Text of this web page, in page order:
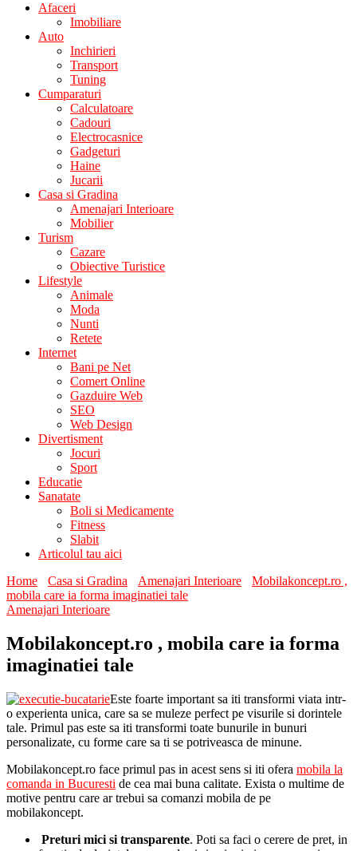
Afaceri
Imobiliare
Auto
Inchirieri
Transport
Tuning
Cumparaturi
Calculatoare
Cadouri
Electrocasnice
Gadgeturi
Haine
Jucarii
Casa si Gradina
Amenajari Interioare
Mobilier
Turism
Cazare
Obiective Turistice
Lifestyle
Animale
Moda
Nunti
Retete
Internet
Bani pe Net
Comert Online
Gazduire Web
SEO
Web Design
Divertisment
Jocuri
Sport
Educatie
Sanatate
Boli si Medicamente
Fitness
Slabit
Articolul tau aici
Home
Casa si Gradina Amenajari Interioare
Mobilakoncept.ro ,
mobila care ia forma imaginatiei tale
Amenajari Interioare
Mobilakoncept.ro , mobila care ia forma
imaginatiei tale
Este foarte important sa iti transformi viata intr-
o experienta unica, care sa se muleze perfect pe visurile si dorintele
tale. Primul pas este sa iti transformi toate bunurile in bunuri
personalizate, cu forme care sa ti se potriveasca de minune.
Mobilakoncept.ro face primul pas in acest sens si iti ofera mobila la
comanda in Bucuresti de cea mai buna calitate. Exista o multime de
motive pentru care ar trebui sa comanzi mobila de pe
mobilakoncept.
Preturi mici si transparente. Poti sa faci o cerere de pret, in